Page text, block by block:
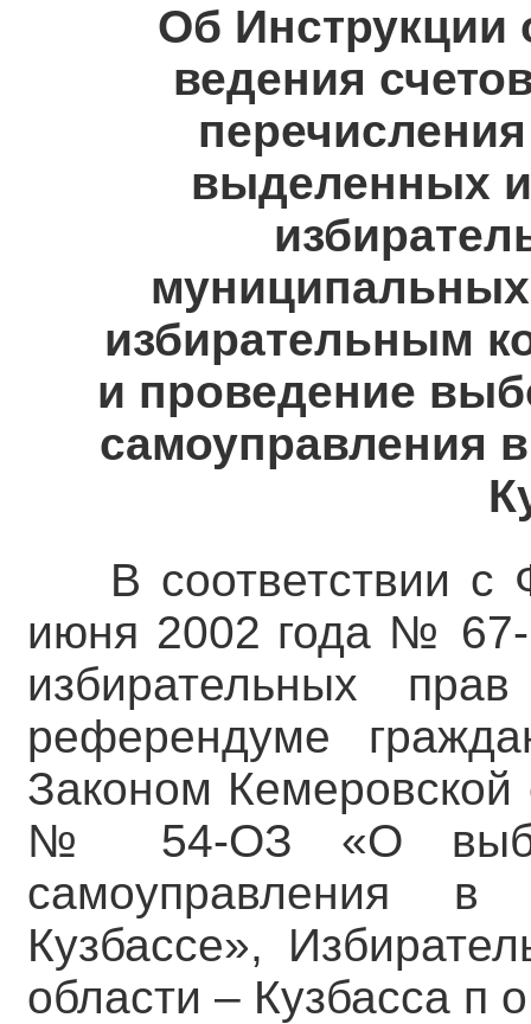
Об Инструкции
ведения
выделенных
избирательным
и проведение
самоуправления
В соответствии
июня 2002 года №
избирательных
референдуме
Законом Кемеровской
№ 54-ОЗ «О
самоуправления
Кузбассе»,
области – Кузбасса п